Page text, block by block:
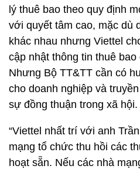
lý thuê bao theo quy định
với quyết tâm cao, mặc dù
khác nhau nhưng Viettel
cập nhật thông tin thuê
Nhưng Bộ TT&TT cần có
cho doanh nghiệp và
sự đồng thuận trong xã hội.
“Viettel nhất trí với anh
mạng tổ chức thu hồi các
hoạt sẵn. Nếu các nhà